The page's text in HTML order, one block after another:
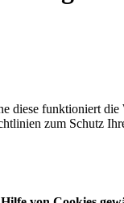
diese funktioniert die
zum Schutz